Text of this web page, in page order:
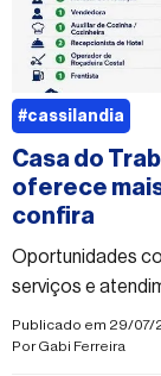
Casa do
oferece
confira
Oportunidades
serviços e
a sexta-feira
Publicado em 29/07/
PorGabi Ferreira
#cassilandia